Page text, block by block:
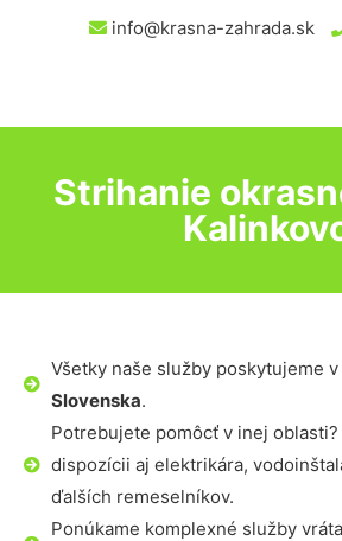
info@krasna-zahrada.sk
Strihanie
Všetky naše služby poskytujeme v
Slovenska.
Potrebujete pomôcť v inej oblasti?
dispozícii aj elektrikára,
ďalších remeselníkov.
Ponúkame komplexné služby